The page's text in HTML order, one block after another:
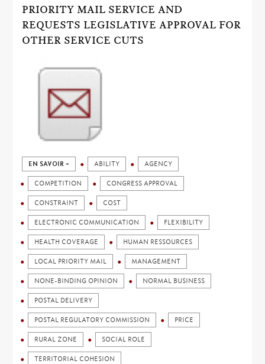
PRIORITY MAIL SERVICE AND
REQUESTS LEGISLATIVE APPROVAL FOR
OTHER SERVICE CUTS
EN SAVOIR + ABILITY AGENCY
COMPETITION CONGRESS APPROVAL
CONSTRAINT COST
ELECTRONIC COMMUNICATION FLEXIBILITY
HEALTH COVERAGE HUMAN RESSOURCES
LOCAL PRIORITY MAIL MANAGEMENT
NONE-BINDING OPINION NORMAL BUSINESS
POSTAL DELIVERY
POSTAL REGULATORY COMMISSION PRICE
RURAL ZONE SOCIAL ROLE
TERRITORIAL COHESION